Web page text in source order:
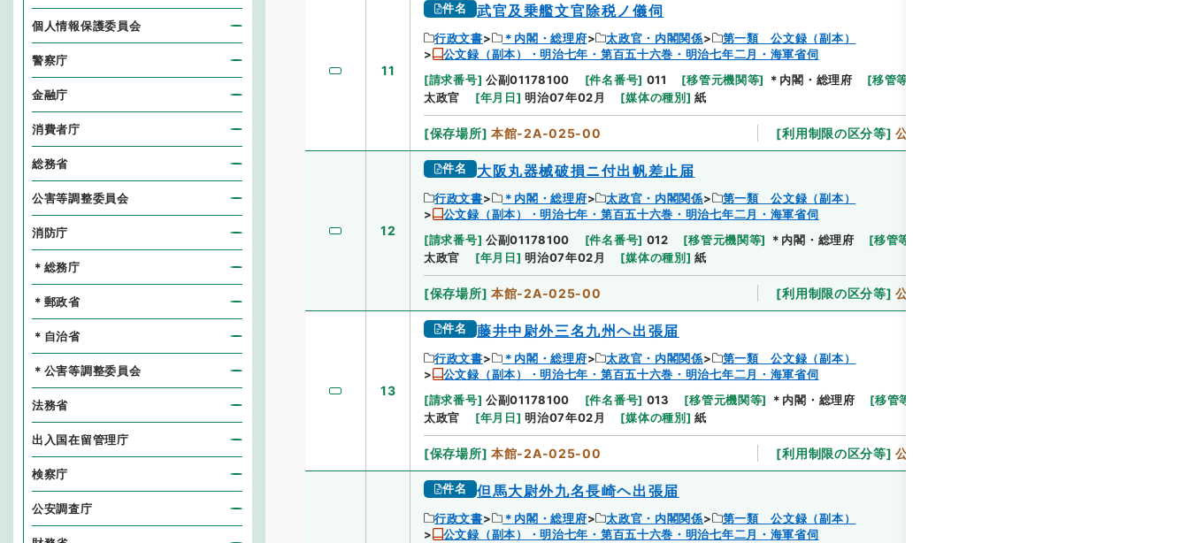
11
件名 武官及乗艦文官除税ノ儀伺
行政文書 ＊内閣・総理府 太政官・内閣関係
第一類 公文録（副本）
公文録（副本）・明治七年・第百五十六巻・明治七年二月・海軍省伺
[請求番号] 公副01178100 [件名番号] 011 [移管元機関等] ＊内閣・総理府 [移管等年度
太政官
[年月日] 明治07年02月 [媒体の種別 ] 紙
[保存場所] 本館-2A-025-00 [利用制限の区分等] 公開
12
件名 大阪丸器械破損ニ付出帆差止届
行政文書 ＊内閣・総理府 太政官・内閣関係
第一類 公文録（副本）
公文録（副本）・明治七年・第百五十六巻・明治七年二月・海軍省伺
[請求番号] 公副01178100 [件名番号] 012 [移管元機関等] ＊内閣・総理府 [移管等年度
太政官
[年月日] 明治07年02月 [媒体の種別 ] 紙
[保存場所] 本館-2A-025-00 [利用制限の区分等] 公開
13
件名 藤井中尉外三名九州ヘ出張届
行政文書 ＊内閣・総理府 太政官・内閣関係
第一類 公文録（副本）
公文録（副本）・明治七年・第百五十六巻・明治七年二月・海軍省伺
[請求番号] 公副01178100 [件名番号] 013 [移管元機関等] ＊内閣・総理府 [移管等年度
太政官
[年月日] 明治07年02月 [媒体の種別 ] 紙
[保存場所] 本館-2A-025-00 [利用制限の区分等] 公開
件名 但馬大尉外九名長崎ヘ出張届
行政文書 ＊内閣・総理府 太政官・内閣関係
第一類 公文録（副本）
公文録（副本）・明治七年・第百五十六巻・明治七年二月・海軍省伺
個人情報保護委員会
警察庁
金融庁
消費者庁
総務省
公害等調整委員会
消防庁
＊総務庁
＊郵政省
＊自治省
＊公害等調整委員会
法務省
出入国在留管理庁
検察庁
公安調査庁